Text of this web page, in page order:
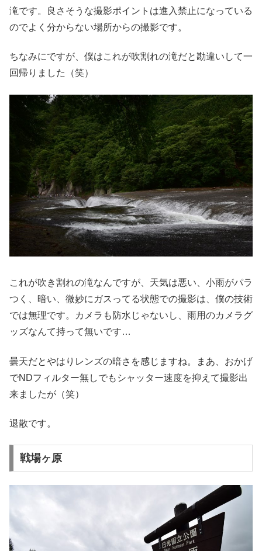
滝です。良さそうな撮影ポイントは進入禁止になっている
のでよく分からない場所からの撮影です。
ちなみにですが、僕はこれが吹割れの滝だと勘違いして一
回帰りました（笑）
これが吹き割れの滝なんですが、天気は悪い、小雨がパラ
つく、暗い、微妙にガスってる状態での撮影は、僕の技術
では無理です。カメラも防水じゃないし、雨用のカメラグ
ッズなんて持って無いです…
曇天だとやはりレンズの暗さを感じますね。まあ、おかげ
でNDフィルター無しでもシャッター速度を抑えて撮影出
来ましたが（笑）
退散です。
戦場ヶ原